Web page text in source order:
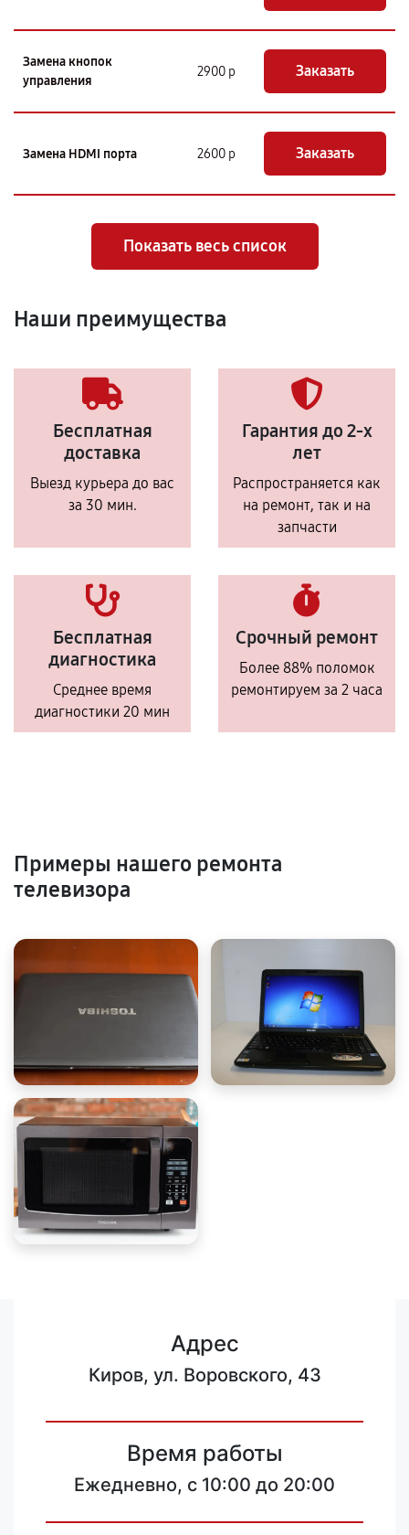
Замена кнопок
управления
2900 р Заказать
Замена HDMI порта 2600 р Заказать
Показать весь список
Наши преимущества
Бесплатная
доставка
Выезд курьера до вас
за 30 мин.
Гарантия до 2-х
лет
Распространяется как
на ремонт, так и на
запчасти
Бесплатная
диагностика
Среднее время
диагностики 20 мин
Срочный ремонт
Более 88% поломок
ремонтируем за 2 часа
Примеры нашего ремонта
телевизора
Адрес
Киров, ул. Воровского, 43
Время работы
Ежедневно, с 10:00 до 20:00